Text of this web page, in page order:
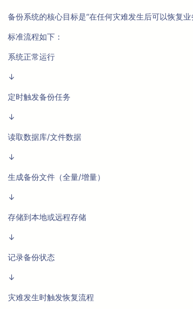
备份系统的核心目标是“在任何灾难发生后可以恢复业
标准流程如下：
系统正常运行
↓
定时触发备份任务
↓
读取数据库/文件数据
↓
生成备份文件（全量/增量）
↓
存储到本地或远程存储
↓
记录备份状态
↓
灾难发生时触发恢复流程